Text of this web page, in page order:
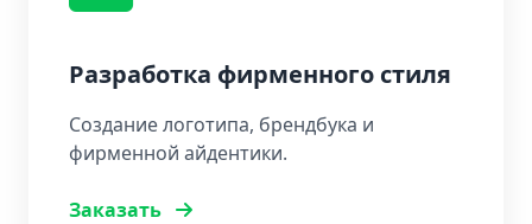
Разработка фирменного стиля
Создание логотипа, брендбука и
фирменной айдентики.
Заказать